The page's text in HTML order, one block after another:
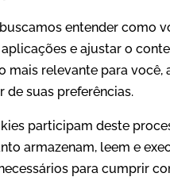
entender como
aplicações e ajustar o
mais relevante para você,
de suas preferências.
participam deste
armazenam, leem e
para cumprir